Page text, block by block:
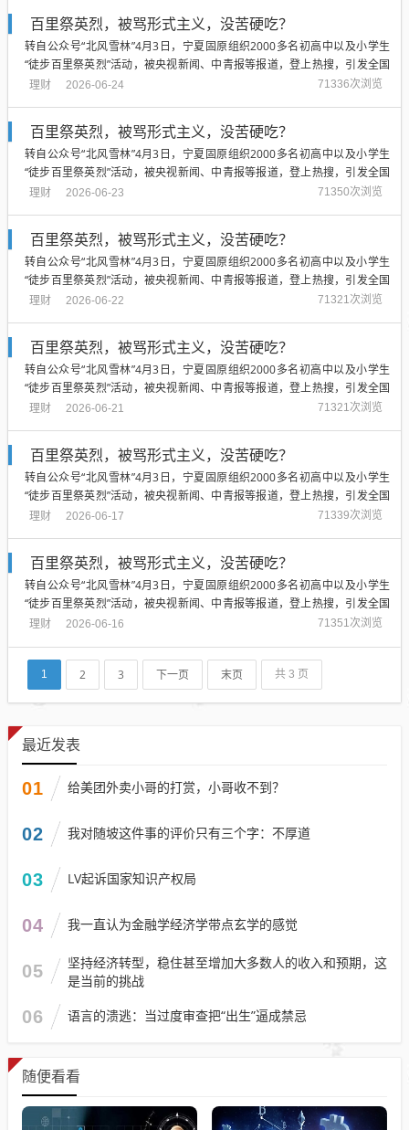
百里祭英烈，被骂形式主义，没苦硬吃？
转自公众号“北风雪林”4月3日，宁夏固原组织2000多名初高中以及小学生
“徒步百里祭英烈”活动，被央视新闻、中青报等报道，登上热搜，引发全国
热议。这场被官方定性为“行走的思政课”，“最好爱国教育”的活动，最初两天
理财 2026-06-24 71336次浏览
百里祭英烈，被骂形式主义，没苦硬吃？
转自公众号“北风雪林”4月3日，宁夏固原组织2000多名初高中以及小学生
“徒步百里祭英烈”活动，被央视新闻、中青报等报道，登上热搜，引发全国
热议。这场被官方定性为“行走的思政课”，“最好爱国教育”的活动，最初两天
理财 2026-06-23 71350次浏览
百里祭英烈，被骂形式主义，没苦硬吃？
转自公众号“北风雪林”4月3日，宁夏固原组织2000多名初高中以及小学生
“徒步百里祭英烈”活动，被央视新闻、中青报等报道，登上热搜，引发全国
热议。这场被官方定性为“行走的思政课”，“最好爱国教育”的活动，最初两天
理财 2026-06-22 71321次浏览
百里祭英烈，被骂形式主义，没苦硬吃？
转自公众号“北风雪林”4月3日，宁夏固原组织2000多名初高中以及小学生
“徒步百里祭英烈”活动，被央视新闻、中青报等报道，登上热搜，引发全国
热议。这场被官方定性为“行走的思政课”，“最好爱国教育”的活动，最初两天
理财 2026-06-21 71321次浏览
百里祭英烈，被骂形式主义，没苦硬吃？
转自公众号“北风雪林”4月3日，宁夏固原组织2000多名初高中以及小学生
“徒步百里祭英烈”活动，被央视新闻、中青报等报道，登上热搜，引发全国
热议。这场被官方定性为“行走的思政课”，“最好爱国教育”的活动，最初两天
理财 2026-06-17 71339次浏览
百里祭英烈，被骂形式主义，没苦硬吃？
转自公众号“北风雪林”4月3日，宁夏固原组织2000多名初高中以及小学生
“徒步百里祭英烈”活动，被央视新闻、中青报等报道，登上热搜，引发全国
热议。这场被官方定性为“行走的思政课”，“最好爱国教育”的活动，最初两天
理财 2026-06-16 71351次浏览
1 2 3 下一页 末页 共 3 页
最近发表
01 给美团外卖小哥的打赏，小哥收不到？
02 我对随坡这件事的评价只有三个字：不厚道
03 LV起诉国家知识产权局
04 我一直认为金融学经济学带点玄学的感觉
05
坚持经济转型，稳住甚至增加大多数人的收入和预期，这
是当前的挑战
06 语言的溃逃：当过度审查把“出生”逼成禁忌
随便看看